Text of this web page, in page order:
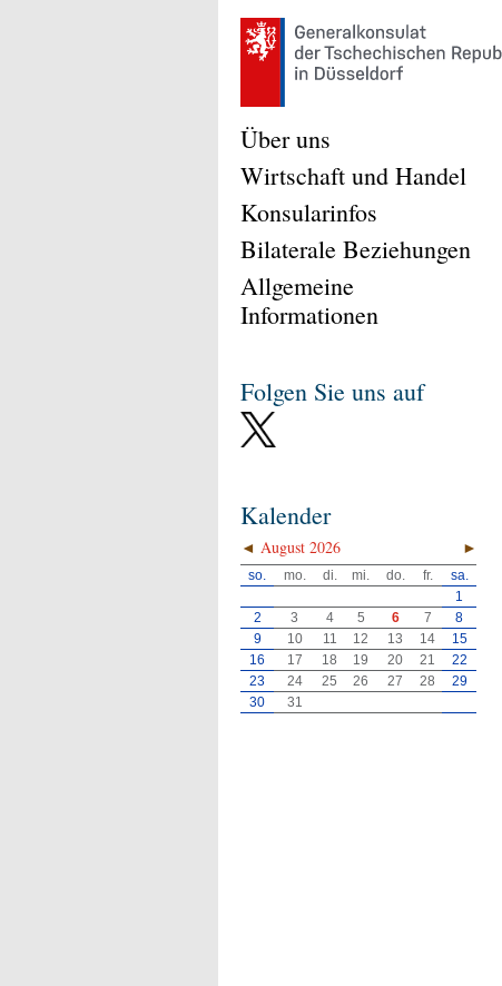
Über uns
Wirtschaft und Handel
Konsularinfos
Bilaterale Beziehungen
Allgemeine
Informationen
Folgen Sie uns auf
Kalender
◄ ►
August 2026
so. mo. di. mi. do. fr.
sa.
1
2
3 4 5 6 7
8
9
10 11 12 13 14
15
16
17 18 19 20 21
22
23
24 25 26 27 28
29
30
31